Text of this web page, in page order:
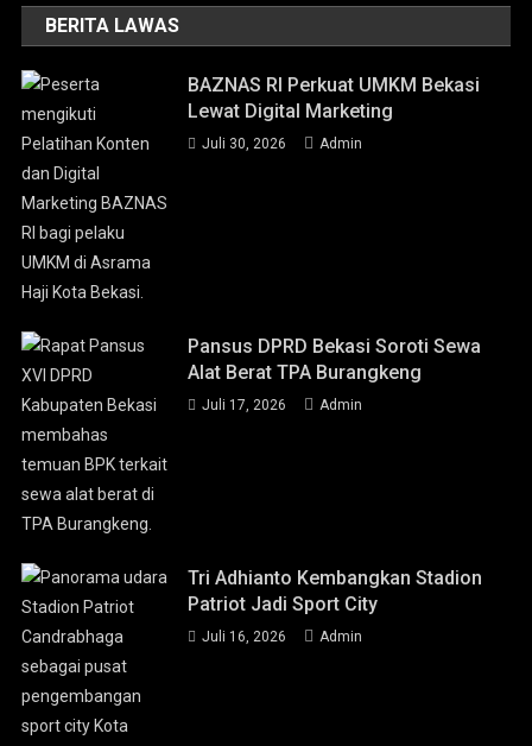
BERITA LAWAS
BAZNAS RI Perkuat UMKM Bekasi
Lewat Digital Marketing
Juli 30, 2026 Admin
Pansus DPRD Bekasi Soroti Sewa
Alat Berat TPA Burangkeng
Juli 17, 2026 Admin
Tri Adhianto Kembangkan Stadion
Patriot Jadi Sport City
Juli 16, 2026 Admin